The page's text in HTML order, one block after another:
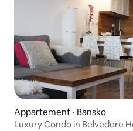
Appartement ⋅ Bansko
Luxury Condo in Belvedere